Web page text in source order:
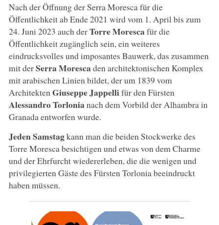
Nach der Öffnung der Serra Moresca für die
Öffentlichkeit ab Ende 2021 wird vom 1. April bis zum
24. Juni 2023 auch derTorre Morescafür die
Öffentlichkeit zugänglich sein, ein weiteres
eindrucksvolles und imposantes Bauwerk, das zusammen
mit derSerra Morescaden architektonischen Komplex
mit arabischen Linien bildet, der um 1839 vom
ArchitektenGiuseppe Jappellifür den Fürsten
Alessandro Torlonianach dem Vorbild der Alhambra in
Granada entworfen wurde.
Jeden Samstagkann man die beiden Stockwerke des
Torre Moresca besichtigen und etwas von dem Charme
und der Ehrfurcht wiedererleben, die die wenigen und
privilegierten Gäste des Fürsten Torlonia beeindruckt
haben müssen.